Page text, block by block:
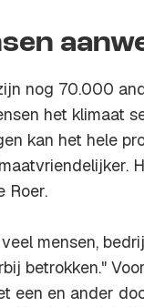
nog 70.000
het klimaat
kan het hele
Roer.
mensen,
betrokken."
een en ander